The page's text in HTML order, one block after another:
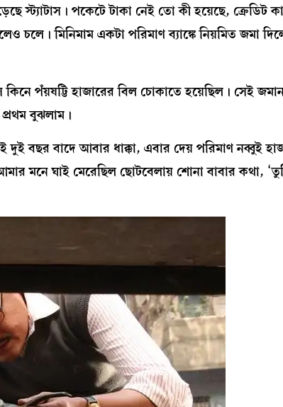
স্ট্যাটাস। পকেটে টাকা নেই তো কী হয়েছে, ক্রেডিট
মিনিমাম একটা পরিমাণ ব্যাঙ্কে নিয়মিত জমা
পঁয়ষট্টি হাজারের বিল চোকাতে হয়েছিল। সেই
বুঝলাম।
বছর বাদে আবার ধাক্কা, এবার দেয় পরিমাণ নব্বুই
মনে ঘাই মেরেছিল ছোটবেলায় শোনা বাবার কথা,